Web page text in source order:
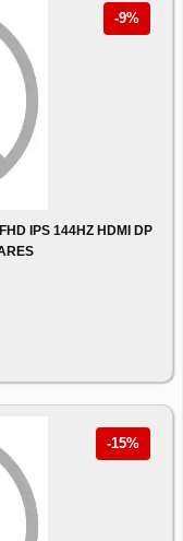
-9%
IPS 144HZ HDMI DP
-15%